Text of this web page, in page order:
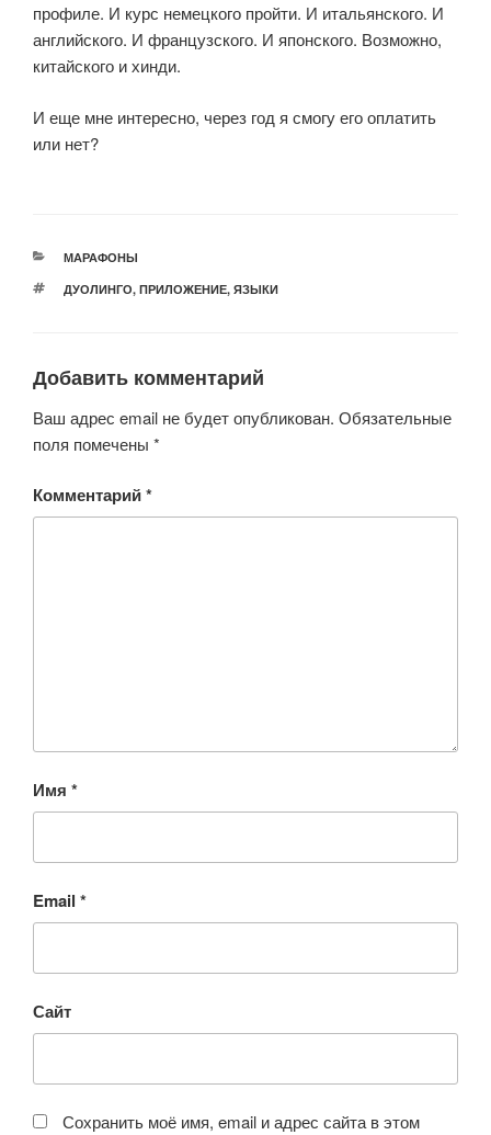
профиле. И курс немецкого пройти. И итальянского. И
английского. И французского. И японского. Возможно,
китайского и хинди.
И еще мне интересно, через год я смогу его оплатить
или нет?
РУБРИКИ
МАРАФОНЫ
МЕТКИ
ДУОЛИНГО, ПРИЛОЖЕНИЕ, ЯЗЫКИ
Добавить комментарий
Ваш адрес email не будет опубликован. Обязательные
поля помечены *
Комментарий*
Имя *
Email *
Сайт
Сохранить моё имя, email и адрес сайта в этом